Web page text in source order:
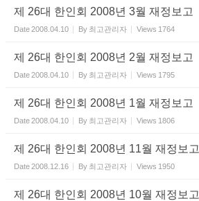
제 26대 한인회 2008년 3월 재정보고
Date2008.04.10 By 최고관리자 Views 1764
제 26대 한인회 2008년 2월 재정보고
Date2008.04.10 By 최고관리자 Views 1795
제 26대 한인회 2008년 1월 재정보고
Date2008.04.10 By 최고관리자 Views 1806
제 26대 한인회 2008년 11월 재정보고
Date2008.12.16 By 최고관리자 Views 1950
제 26대 한인회 2008년 10월 재정보고